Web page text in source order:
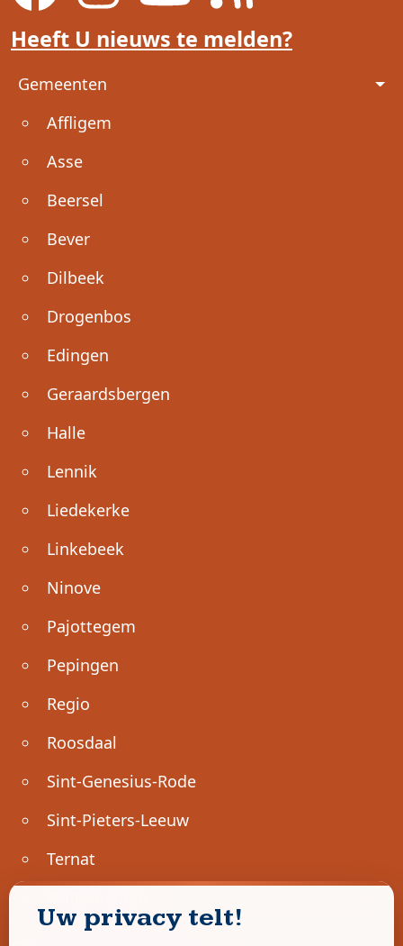
Heeft U nieuws te melden?
Voet
Gemeenten
Affligem
Asse
Beersel
Bever
Dilbeek
Drogenbos
Edingen
Geraardsbergen
Halle
Lennik
Liedekerke
Linkebeek
Ninove
Pajottegem
Pepingen
Regio
Roosdaal
Sint-Genesius-Rode
Sint-Pieters-Leeuw
Ternat
Uw privacy telt!